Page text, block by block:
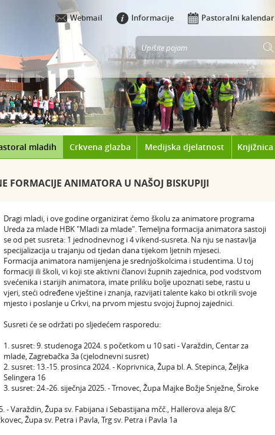
Webmail Informacije Pastoralni kalendar
mladih Crkvena glazba Medijska djelatnost Knjižnica
FORMACIJE ANIMATORA U NAŠOJ BISKUPIJI
Dragi mladi, i ove godine organizirat ćemo školu za animatore programa
Ureda za mlade HBK "Mladi za mlade". Temeljna formacija animatora sastoji
se od pet susreta: 1 jednodnevnog i 4 vikend-susreta. Na nju se nastavlja
specijalizacija u trajanju od tjedan dana tijekom ljetnih mjeseci.
Formacija animatora namijenjena je srednjoškolcima i studentima. U toj
formaciji ili školi, vi koji ste aktivni članovi župnih zajednica, pod vodstvom
svećenika i starijih animatora, imate priliku bolje upoznati sebe, rastu u
vjeri, steći određene vještine i znanja, razvijati talente kako bi otkrili svoje
mjesto i poslanje u Crkvi, na prvom mjestu svojoj župnoj zajednici.
Susreti će se održati po sljedećem rasporedu:
1. susret: 9. studenoga 2024. s početkom u 10 sati - Varaždin, Centar za
mlade, Zagrebačka 3a (cjelodnevni susret)
2. susret: 13.-15. prosinca 2024. - Koprivnica, Župa bl. A. Stepinca, Željka
Selingera 16
3. susret: 24.-26. siječnja 2025. - Trnovec, Župa Majke Božje Snježne, Široke
- Varaždin, Župa sv. Fabijana i Sebastijana mčč., Hallerova aleja 8/C
Župa sv. Petra i Pavla, Trg sv. Petra i Pavla 1a